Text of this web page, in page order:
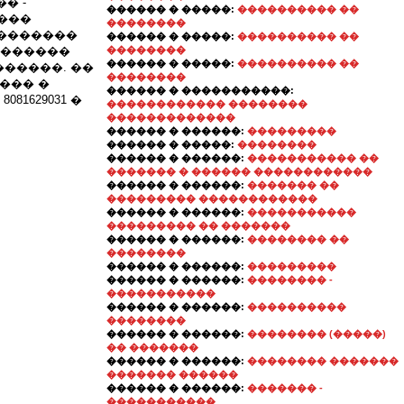
��
�
�
������ � �����: ���������� ��
��������
������ � �����: ���������� ��
��������
������ � �����: ���������� ��
��������
������ � �����������:
������������ ��������
�������������
������ � ������: ���������
������ � �����: ��������
������ � ������: ����������� ��
������� � ������ ������������
������ � ������: ������� ��
��������� ������������
������ � ������: �����������
��������� �� �������
������ � ������: �������� ��
��������
������ � ������: ���������
������ � ������: �������� -
�����������
������ � ������: ����������
��������
������ � ������: �������� (�����)
�� �������
������ � ������: �������� �������
������� ������
������ � ������: ������� -
�����������